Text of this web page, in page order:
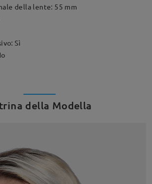
della lente: 55 mm
Sì
della Modella